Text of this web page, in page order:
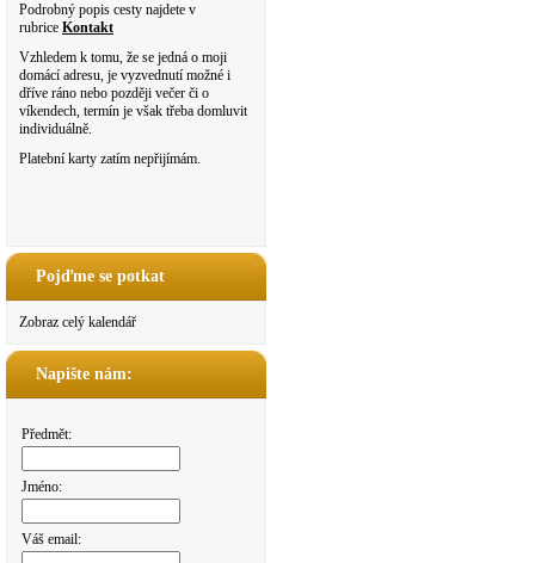
Podrobný popis cesty najdete v
rubrice Kontakt
Vzhledem k tomu, že se jedná o moji
domácí adresu, je vyzvednutí možné i
dříve ráno nebo později večer či o
víkendech, termín je však třeba domluvit
individuálně.
Platební karty zatím nepřijímám.
Pojďme se potkat
Zobraz celý kalendář
Napište nám:
Předmět:
Jméno:
Váš email: